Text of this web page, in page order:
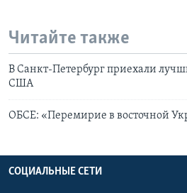
Читайте также
В Санкт-Петербург приехали
США
ОБСЕ: «Перемирие в восточной
СОЦИАЛЬНЫЕ СЕТИ